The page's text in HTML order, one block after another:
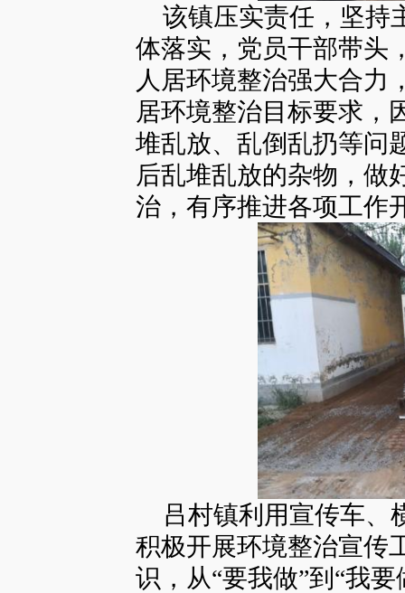
该镇压实责任，坚持
体落实，党员干部带头
人居环境整治强大合力
居环境整治目标要求，
堆乱放、乱倒乱扔等问
后乱堆乱放的杂物，做
治，有序推进各项工作
吕村镇利用宣传车、
积极开展环境整治宣传
识，从“要我做”到“我